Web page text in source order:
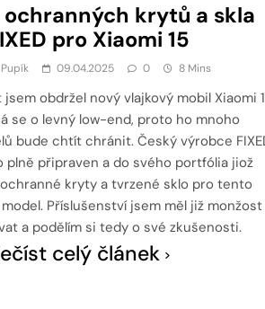
ochranných krytů a skla
pro Xiaomi 15
09.04.2025 0 8 Mins
jsem obdržel nový vlajkový mobil Xiaomi
se o levný low-end, proto ho mnoho
bude chtít chránit. Český výrobce
plně připraven a do svého portfólia jiož
kryty a tvrzené sklo pro tento
Příslušenství jsem měl již monžost
a podělím si tedy o své zkušenosti.
celý článek